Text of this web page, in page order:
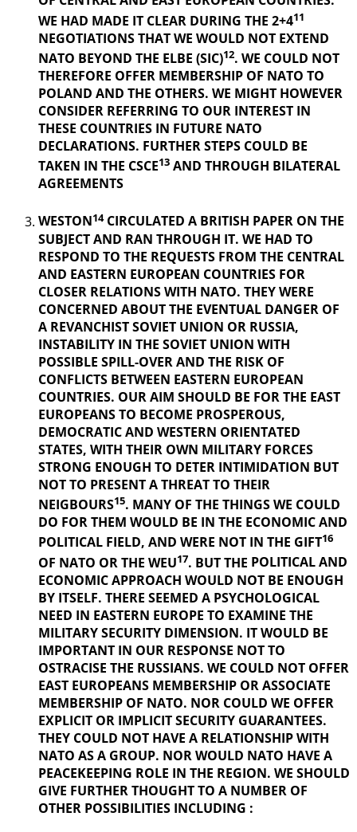
WE HAD MADE IT CLEAR DURING THE 2+411
NEGOTIATIONS THAT WE WOULD NOT EXTEND
NATO BEYOND THE ELBE (SIC)12. WE COULD NOT
THEREFORE OFFER MEMBERSHIP OF NATO TO
POLAND AND THE OTHERS. WE MIGHT HOWEVER
CONSIDER REFERRING TO OUR INTEREST IN
THESE COUNTRIES IN FUTURE NATO
DECLARATIONS. FURTHER STEPS COULD BE
TAKEN IN THE CSCE13 AND THROUGH BILATERAL
AGREEMENTS
WESTON14CIRCULATED A BRITISH PAPER ON THE
SUBJECT AND RAN THROUGH IT. WE HAD TO
RESPOND TO THE REQUESTS FROM THE CENTRAL
AND EASTERN EUROPEAN COUNTRIES FOR
CLOSER RELATIONS WITH NATO. THEY WERE
CONCERNED ABOUT THE EVENTUAL DANGER OF
A REVANCHISTSOVIET UNION OR RUSSIA,
INSTABILITY IN THE SOVIET UNION WITH
POSSIBLE SPILL-OVER AND THE RISK OF
CONFLICTS BETWEEN EASTERN EUROPEAN
COUNTRIES. OUR AIM SHOULD BE FOR THE EAST
EUROPEANS TO BECOME PROSPEROUS,
DEMOCRATIC AND WESTERN ORIENTATED
STATES, WITH THEIR OWN MILITARY FORCES
STRONG ENOUGH TO DETER INTIMIDATION BUT
NOT TO PRESENT A THREAT TO THEIR
NEIGBOURS15. MANY OF THE THINGSWE COULD
DO FOR THEM WOULD BE IN THE ECONOMIC AND
POLITICAL FIELD, AND WERE NOT IN THE GIFT16
OF NATO OR THE WEU17. BUT THE POLITICAL AND
ECONOMIC APPROACH WOULD NOT BE ENOUGH
BY ITSELF. THERE SEEMED A PSYCHOLOGICAL
NEED IN EASTERN EUROPE TO EXAMINE THE
MILITARY SECURITY DIMENSION. IT WOULD BE
IMPORTANT IN OUR RESPONSE NOT TO
OSTRACISE THE RUSSIANS. WE COULD NOT OFFER
EAST EUROPEANS MEMBERSHIP OR ASSOCIATE
MEMBERSHIP OF NATO. NOR COULD WE OFFER
EXPLICIT OR IMPLICIT SECURITY GUARANTEES.
THEY COULD NOT HAVE A RELATIONSHIP WITH
NATO AS A GROUP. NOR WOULD NATO HAVE A
PEACEKEEPING ROLE IN THE REGION. WE SHOULD
GIVE FURTHERTHOUGHT TO A NUMBER OF
OTHER POSSIBILITIES INCLUDING :